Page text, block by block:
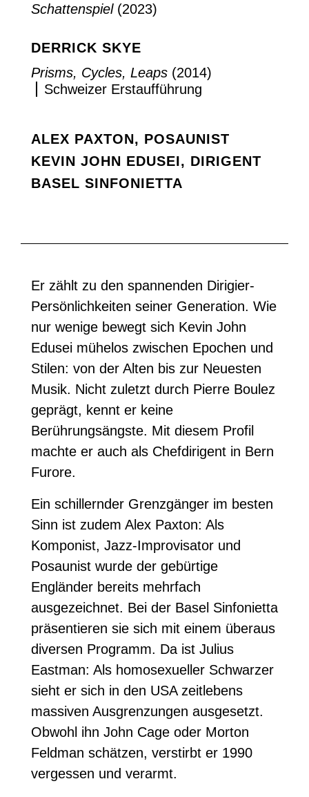
Schattenspiel(2023)
DERRICK SKYE
Prisms, Cycles, Leaps (2014)
Schweizer Erstaufführung
ALEX PAXTON, POSAUNIST
KEVIN JOHN EDUSEI, DIRIGENT
BASEL SINFONIETTA
Er zählt zu den spannenden Dirigier-
Persönlichkeiten seiner Generation. Wie
nur wenige bewegt sich Kevin John
Edusei mühelos zwischen Epochen und
Stilen: von der Alten bis zur Neuesten
Musik. Nicht zuletzt durch Pierre Boulez
geprägt, kennt er keine
Berührungsängste. Mit diesem Profil
machte er auch als Chefdirigent in Bern
Furore.
Ein schillernder Grenzgänger im besten
Sinn ist zudem Alex Paxton: Als
Komponist, Jazz-Improvisator und
Posaunist wurde der gebürtige
Engländer bereits mehrfach
ausgezeichnet. Bei der Basel Sinfonietta
präsentieren sie sich mit einem überaus
diversen Programm. Da ist Julius
Eastman: Als homosexueller Schwarzer
sieht er sich in den USA zeitlebens
massiven Ausgrenzungen ausgesetzt.
Obwohl ihn John Cage oder Morton
Feldman schätzen, verstirbt er 1990
vergessen und verarmt.